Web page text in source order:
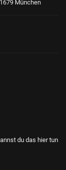
München
du das hier tun